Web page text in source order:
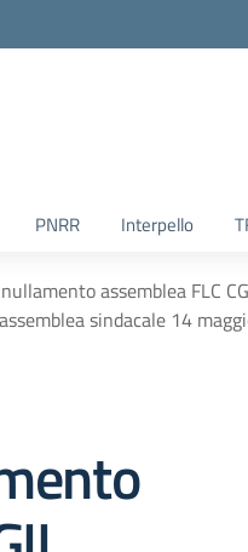
PNRR Interpello
assemblea FLC
sindacale 14